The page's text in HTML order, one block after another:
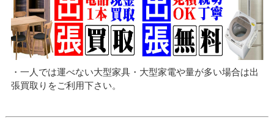
・一人では運べない大型家具・大型家電や量が多い場合は出
張買取りをご利用下さい。